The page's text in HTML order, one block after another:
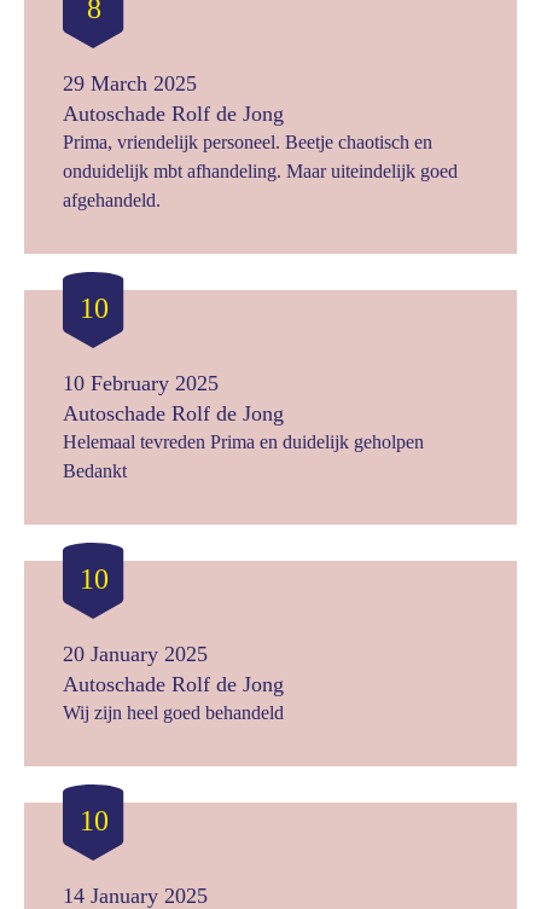
8
29 March 2025
Autoschade Rolf de Jong
Prima, vriendelijk personeel. Beetje chaotisch en
onduidelijk mbt afhandeling. Maar uiteindelijk goed
afgehandeld.
10
10 February 2025
Autoschade Rolf de Jong
Helemaal tevreden Prima en duidelijk geholpen
Bedankt
10
20 January 2025
Autoschade Rolf de Jong
Wij zijn heel goed behandeld
10
14 January 2025